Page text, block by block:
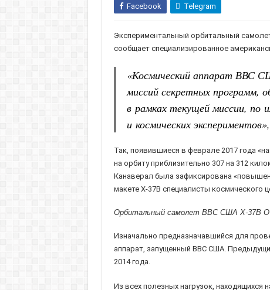
Facebook Telegram
Экспериментальный орбитальный
сообщает специализированное
«Космический аппарат ВВС
миссий секретных программ,
в рамках текущей миссии, по
и космических
Так, появившиеся в феврале 2017 года
на орбиту приблизительно 307 на 312
Канаверал была зафиксирована
макете X-37B специалисты космического
Орбитальный самолет ВВС США X-37B
Изначально предназначавшийся для
аппарат, запущенный ВВС США.
2014 года.
Из всех полезных нагрузок, находящихся